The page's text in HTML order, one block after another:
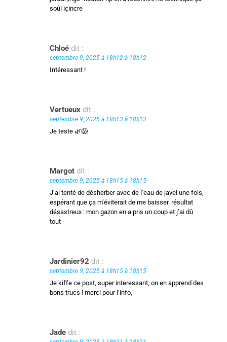
soûl içincre
Chloé dit :
septembre 9, 2025 à 18h12 à 18h12
Intéressant !
Vertueux dit :
septembre 9, 2025 à 18h13 à 18h13
Je teste 🌿😱
Margot dit :
septembre 9, 2025 à 18h15 à 18h15
J’ai tenté de désherber avec de l’eau de javel une fois,
espérant que ça m’éviterait de me baisser. résultat
désastreux : mon gazon en a pris un coup et j’ai dû
tout
Jardinier92 dit :
septembre 9, 2025 à 18h15 à 18h15
Je kiffe ce post, super interessant, on en apprend des
bons trucs ! merci pour l’info,
Jade dit :